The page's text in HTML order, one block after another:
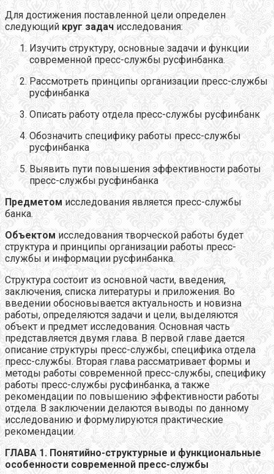
Для достижения поставленной цели определен
следующий круг задач исследования:
Изучить структуру, основные задачи и функции
современной пресс-службы русфинбанка.
Рассмотреть принципы организации пресс-службы
русфинбанка
Описать работу отдела пресс-службы русфинбанк
Обозначить специфику работы пресс-службы
русфинбанка
Выявить пути повышения эффективности работы
пресс-службы русфинбанка
Предметом исследования является пресс-службы
банка.
Объектом исследования творческой работы будет
структура и принципы организации работы пресс-
службы и информации русфинбанка.
Структура состоит из основной части, введения,
заключения, списка литературы и приложения. Во
введении обосновывается актуальность и новизна
работы, определяются задачи и цели, выделяются
объект и предмет исследования. Основная часть
представляется двумя глава. В первой главе дается
описание структуры пресс-службы, специфика отдела
пресс-службы. Вторая глава рассматривает формы и
методы работы современной пресс-службы, специфику
работы пресс-службы русфинбанка, а также
рекомендации по повышению эффективности работы
отдела. В заключении делаются выводы по данному
исследованию и формулируются практические
рекомендации.
ГЛАВА 1. Понятийно-структурные и функциональные
особенности современной пресс-службы